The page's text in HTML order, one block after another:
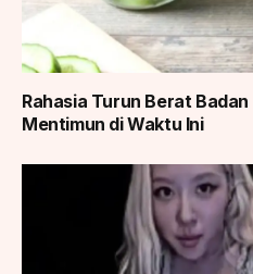
Rahasia Turun Berat
Mentimun di Waktu Ini